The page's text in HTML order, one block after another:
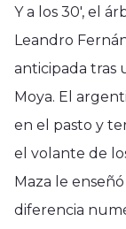
Y a los 30′, el
Leandro
anticipada tras
Moya. El
en el pasto y
el volante de
Maza le
diferencia